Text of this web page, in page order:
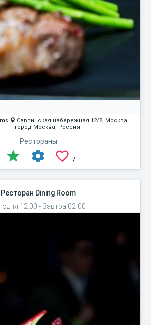
Саввинская набережная 12/8, Москва,
город Москва, Россия
Рестораны
7
Ресторан Dining Room
12:00 - Завтра 02:00